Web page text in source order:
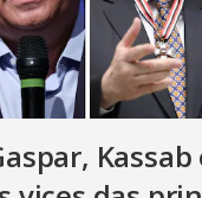
Kassab